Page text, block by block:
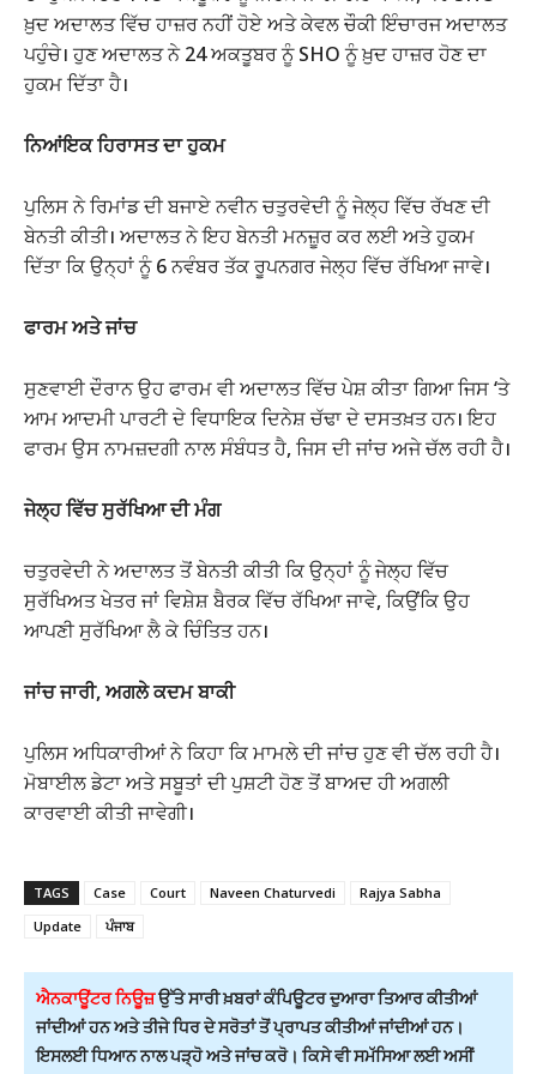
ਖ਼ੁਦ ਅਦਾਲਤ ਵਿੱਚ ਹਾਜ਼ਰ ਨਹੀਂ ਹੋਏ ਅਤੇ ਕੇਵਲ ਚੌਕੀ ਇੰਚਾਰਜ ਅਦਾਲਤ
ਪਹੁੰਚੇ। ਹੁਣ ਅਦਾਲਤ ਨੇ 24 ਅਕਤੂਬਰ ਨੂੰ SHO ਨੂੰ ਖ਼ੁਦ ਹਾਜ਼ਰ ਹੋਣ ਦਾ
ਹੁਕਮ ਦਿੱਤਾ ਹੈ।
ਨਿਆਂਇਕ ਹਿਰਾਸਤ ਦਾ ਹੁਕਮ
ਪੁਲਿਸ ਨੇ ਰਿਮਾਂਡ ਦੀ ਬਜਾਏ ਨਵੀਨ ਚਤੁਰਵੇਦੀ ਨੂੰ ਜੇਲ੍ਹ ਵਿੱਚ ਰੱਖਣ ਦੀ
ਬੇਨਤੀ ਕੀਤੀ। ਅਦਾਲਤ ਨੇ ਇਹ ਬੇਨਤੀ ਮਨਜ਼ੂਰ ਕਰ ਲਈ ਅਤੇ ਹੁਕਮ
ਦਿੱਤਾ ਕਿ ਉਨ੍ਹਾਂ ਨੂੰ 6 ਨਵੰਬਰ ਤੱਕ ਰੂਪਨਗਰ ਜੇਲ੍ਹ ਵਿੱਚ ਰੱਖਿਆ ਜਾਵੇ।
ਫਾਰਮ ਅਤੇ ਜਾਂਚ
ਸੁਣਵਾਈ ਦੌਰਾਨ ਉਹ ਫਾਰਮ ਵੀ ਅਦਾਲਤ ਵਿੱਚ ਪੇਸ਼ ਕੀਤਾ ਗਿਆ ਜਿਸ ‘ਤੇ
ਆਮ ਆਦਮੀ ਪਾਰਟੀ ਦੇ ਵਿਧਾਇਕ ਦਿਨੇਸ਼ ਚੱਢਾ ਦੇ ਦਸਤਖ਼ਤ ਹਨ। ਇਹ
ਫਾਰਮ ਉਸ ਨਾਮਜ਼ਦਗੀ ਨਾਲ ਸੰਬੰਧਤ ਹੈ, ਜਿਸ ਦੀ ਜਾਂਚ ਅਜੇ ਚੱਲ ਰਹੀ ਹੈ।
ਜੇਲ੍ਹ ਵਿੱਚ ਸੁਰੱਖਿਆ ਦੀ ਮੰਗ
ਚਤੁਰਵੇਦੀ ਨੇ ਅਦਾਲਤ ਤੋਂ ਬੇਨਤੀ ਕੀਤੀ ਕਿ ਉਨ੍ਹਾਂ ਨੂੰ ਜੇਲ੍ਹ ਵਿੱਚ
ਸੁਰੱਖਿਅਤ ਖੇਤਰ ਜਾਂ ਵਿਸ਼ੇਸ਼ ਬੈਰਕ ਵਿੱਚ ਰੱਖਿਆ ਜਾਵੇ, ਕਿਉਂਕਿ ਉਹ
ਆਪਣੀ ਸੁਰੱਖਿਆ ਲੈ ਕੇ ਚਿੰਤਿਤ ਹਨ।
ਜਾਂਚ ਜਾਰੀ, ਅਗਲੇ ਕਦਮ ਬਾਕੀ
ਪੁਲਿਸ ਅਧਿਕਾਰੀਆਂ ਨੇ ਕਿਹਾ ਕਿ ਮਾਮਲੇ ਦੀ ਜਾਂਚ ਹੁਣ ਵੀ ਚੱਲ ਰਹੀ ਹੈ।
ਮੋਬਾਈਲ ਡੇਟਾ ਅਤੇ ਸਬੂਤਾਂ ਦੀ ਪੁਸ਼ਟੀ ਹੋਣ ਤੋਂ ਬਾਅਦ ਹੀ ਅਗਲੀ
ਕਾਰਵਾਈ ਕੀਤੀ ਜਾਵੇਗੀ।
TAGS Case Court Naveen Chaturvedi
Rajya Sabha
Update
ਪੰਜਾਬ
ਐਨਕਾਊਂਟਰ ਨਿਊਜ਼ਉੱਤੇ ਸਾਰੀ ਖ਼ਬਰਾਂ ਕੰਪਿਊਟਰ ਦੁਆਰਾ ਤਿਆਰ ਕੀਤੀਆਂ
ਜਾਂਦੀਆਂ ਹਨ ਅਤੇ ਤੀਜੇ ਧਿਰ ਦੇ ਸਰੋਤਾਂ ਤੋਂ ਪ੍ਰਾਪਤ ਕੀਤੀਆਂ ਜਾਂਦੀਆਂ ਹਨ।
ਇਸਲਈ ਧਿਆਨ ਨਾਲ ਪੜ੍ਹੋ ਅਤੇ ਜਾਂਚ ਕਰੋ। ਕਿਸੇ ਵੀ ਸਮੱਸਿਆ ਲਈ ਅਸੀਂ